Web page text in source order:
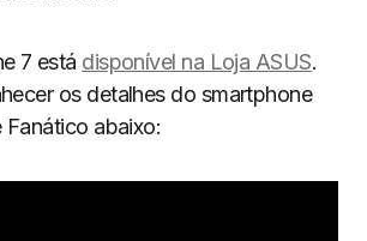
7 está disponível na Loja ASUS.
os detalhes do smartphone
abaixo: